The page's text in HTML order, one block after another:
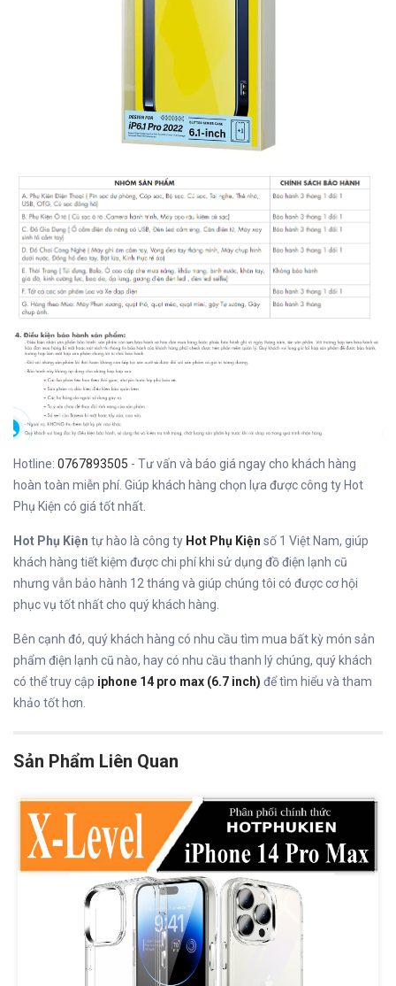
Hotline: 0767893505 - Tư vấn và báo giá ngay cho khách hàng
hoàn toàn miễn phí. Giúp khách hàng chọn lựa được công ty Hot
Phụ Kiện có giá tốt nhất.
Hot Phụ Kiện tự hào là công ty Hot Phụ Kiện số 1 Việt Nam, giúp
khách hàng tiết kiệm được chi phí khi sử dụng đồ điện lạnh cũ
nhưng vẫn bảo hành 12 tháng và giúp chúng tôi có được cơ hội
phục vụ tốt nhất cho quý khách hàng.
Bên cạnh đó, quý khách hàng có nhu cầu tìm mua bất kỳ món sản
phẩm điện lạnh cũ nào, hay có nhu cầu thanh lý chúng, quý khách
có thể truy cập iphone 14 pro max (6.7 inch) để tìm hiểu và tham
khảo tốt hơn.
Sản Phẩm Liên Quan